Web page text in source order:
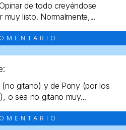
de todo creyéndose
muy listo. Normalmente,...
(no gitano) y de Pony (por los
o sea no gitano muy...